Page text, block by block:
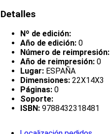
Detalles
Nº de edición:
Año de edición: 0
Número de reimpresión:
Año de reimpresión: 0
Lugar: ESPAÑA
Dimensiones: 22X14X3
Páginas: 0
Soporte:
ISBN: 9788432318481